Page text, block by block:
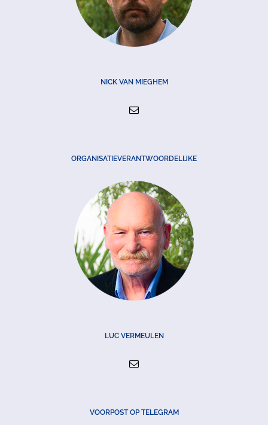
NICK VAN MIEGHEM
ORGANISATIEVERANTWOORDELIJKE
LUC VERMEULEN
VOORPOST OP TELEGRAM